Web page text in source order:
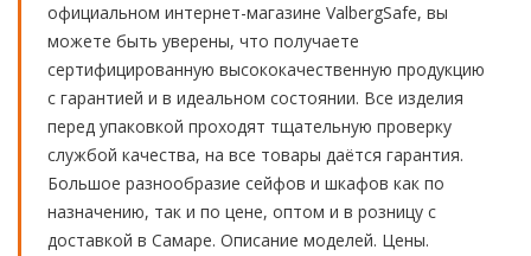
официальном интернет-магазине ValbergSafe, вы
можете быть уверены, что получаете
сертифицированную высококачественную продукцию
с гарантией и в идеальном состоянии. Все изделия
перед упаковкой проходят тщательную проверку
службой качества, на все товары даётся гарантия.
Большое разнообразие сейфов и шкафов как по
назначению, так и по цене, оптом и в розницу с
доставкой в Самаре. Описание моделей. Цены.